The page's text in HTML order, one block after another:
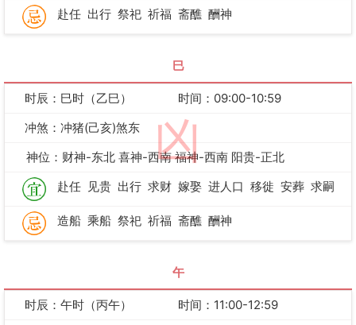
赴任 出行 祭祀 祈福 斋醮 酬神
巳
凶
时辰：巳时（乙巳）
时间：09:00-10:59
冲煞：冲猪(己亥)煞东
神位：财神-东北 喜神-西南 福神-西南 阳贵-正北
赴任 见贵 出行 求财 嫁娶 进人口 移徙 安葬 求嗣
造船 乘船 祭祀 祈福 斋醮 酬神
午
时辰：午时（丙午）
时间：11:00-12:59